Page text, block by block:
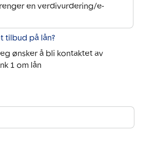
en verdivurdering/e-
tilbud på lån?
ønsker å bli kontaktet av
1 om lån